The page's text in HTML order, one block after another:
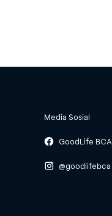
Media Sosial
GoodLife BCA
@goodlifebca